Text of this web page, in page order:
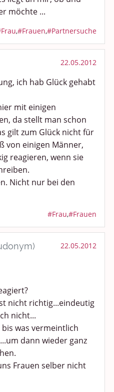
möchte ...
,#Frauen,#Partnersuche
22.05.2012
ich hab Glück gehabt
mit einigen
da stellt man schon
gilt zum Glück nicht für
von einigen Männer,
reagieren, wenn sie
Nicht nur bei den
#Frau,#Frauen
22.05.2012
nicht richtig...eindeutig
nicht...
was vermeintlich
dann wieder ganz
Frauen selber nicht